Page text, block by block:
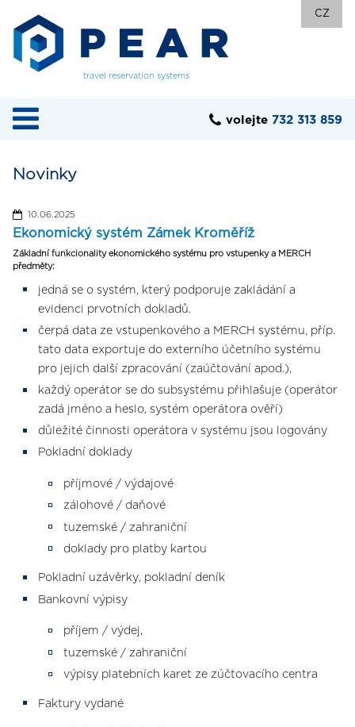
travel reservation systems
CZ
volejte 732 313 859
Novinky
10.06.2025
Ekonomický systém Zámek Kroměříž
Základní funkcionality ekonomického systému pro vstupenky a MERCH
předměty:
jedná se o systém, který podporuje zakládání a
evidenci prvotních dokladů.
čerpá data ze vstupenkového a MERCH systému, příp.
tato data exportuje do externího účetního systému
pro jejich další zpracování (zaúčtování apod.),
každý operátor se do subsystému přihlašuje (operátor
zadá jméno a heslo, systém operátora ověří)
důležité činnosti operátora v systému jsou logovány
Pokladní doklady
příjmové / výdajové
zálohové / daňové
tuzemské / zahraniční
doklady pro platby kartou
Pokladní uzávěrky, pokladní deník
Bankovní výpisy
příjem / výdej,
tuzemské / zahraniční
výpisy platebních karet ze zúčtovacího centra
Faktury vydané